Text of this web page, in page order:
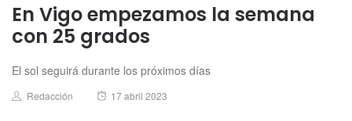
En Vigo empezamos la semana
con 25 grados
El sol seguirá durante los próximos días
Author
Redacción
Posted
17 abril 2023